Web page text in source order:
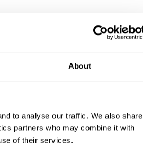
About
to analyse our traffic. We also share
partners who may combine it with
of their services.
for
Awards for
hållbarhet,